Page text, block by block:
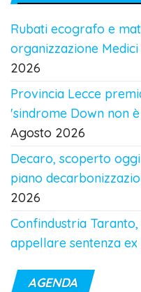
Rubati ecografo e
organizzazione
2026
Provincia Lecce
'sindrome Down non
Agosto 2026
Decaro, scoperto
piano
2026
Confindustria
appellare sentenza
AGENDA